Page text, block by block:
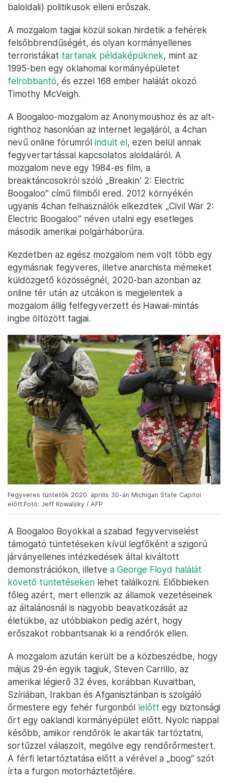
baloldali) politikusok elleni erőszak.
A mozgalom tagjai közül sokan hirdetik a fehérek
felsőbbrendűségét, és olyan kormányellenes
terroristákat tartanak példaképüknek, mint az
1995-ben egy oklahomai kormányépületet
felrobbantó, és ezzel 168 ember halálát okozó
Timothy McVeigh.
A Boogaloo-mozgalom az Anonymoushoz és az alt-
righthoz hasonlóan az internet legaljáról, a 4chan
nevű online fórumról indult el, ezen belül annak
fegyvertartással kapcsolatos aloldaláról. A
mozgalom neve egy 1984-es film, a
breaktáncosokról szóló „Breakin’ 2: Electric
Boogaloo” című filmből ered. 2012 környékén
ugyanis 4chan felhasználók elkezdtek „Civil War 2:
Electric Boogaloo” néven utalni egy esetleges
második amerikai polgárháborúra.
Kezdetben az egész mozgalom nem volt több egy
egymásnak fegyveres, illetve anarchista mémeket
küldözgető közösségnél, 2020-ban azonban az
online tér után az utcákon is megjelentek a
mozgalom állig felfegyverzett és Hawaii-mintás
ingbe öltözött tagjai.
Fegyveres tüntetők 2020. április 30-án Michigan State Capitol
előtt.Fotó: Jeff Kowalsky / AFP
A Boogaloo Boyokkal a szabad fegyverviselést
támogató tüntetéseken kívül legfőként a szigorú
járványellenes intézkedések által kiváltott
demonstrációkon, illetve a George Floyd halálát
követő tüntetéseken lehet találkozni. Előbbieken
főleg azért, mert ellenzik az államok vezetéseinek
az általánosnál is nagyobb beavatkozását az
életükbe, az utóbbiakon pedig azért, hogy
erőszakot robbantsanak ki a rendőrök ellen.
A mozgalom azután került be a közbeszédbe, hogy
május 29-én egyik tagjuk, Steven Carrillo, az
amerikai légierő 32 éves, korábban Kuvaitban,
Szíriában, Irakban és Afganisztánban is szolgáló
őrmestere egy fehér furgonból lelőtt egy biztonsági
őrt egy oaklandi kormányépület előtt. Nyolc nappal
később, amikor rendőrök le akarták tartóztatni,
sortűzzel válaszolt, megölve egy rendőrőrmestert.
A férfi letartóztatása előtt a vérével a „boog” szót
írta a furgon motorháztetőjére.